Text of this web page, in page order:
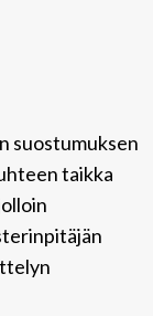
suostumuksen
taikka